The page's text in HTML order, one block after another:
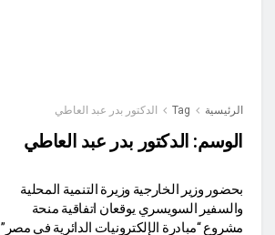
الرئيسية Tag الدكتور بدر عبد العاطي
الوسم: الدكتور بدر عبد العاطي
بحضور وزير الخارجية وزيرة التنمية المحلية
والسفير السويسري يوقعان اتفاقية منحة
مشروع “مبادرة الإلكترونيات الدائرية في مصر”